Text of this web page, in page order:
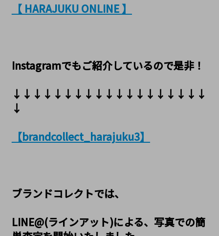
【 HARAJUKU ONLINE 】
Instagramでもご紹介しているので是非！
↓↓↓↓↓↓↓↓↓↓↓↓↓↓↓↓↓↓↓
↓
【brandcollect_harajuku3】
ブランドコレクトでは、
LINE@(ラインアット)による、写真での簡